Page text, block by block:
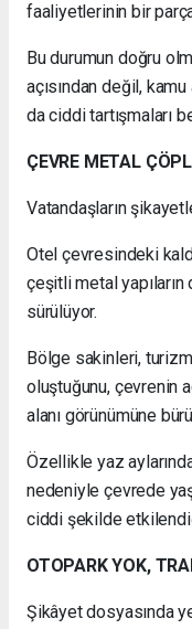
faaliyetlerinin bir
Bu durumun doğru
açısından değil, kamu
da ciddi tartışmaları
ÇEVRE METAL
Vatandaşların
Otel çevresindeki
çeşitli metal yapıların
sürülüyor.
Bölge sakinleri,
oluştuğunu, çevrenin
alanı görünümüne
Özellikle yaz
nedeniyle çevrede
ciddi şekilde
OTOPARK YOK,
Şikâyet dosyasında